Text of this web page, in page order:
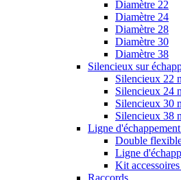
Diamètre 22
Diamètre 24
Diamètre 28
Diamètre 30
Diamètre 38
Silencieux sur
Silencieux 22
Silencieux 24
Silencieux 30
Silencieux 38
Ligne
Double
Ligne
Kit
Raccords